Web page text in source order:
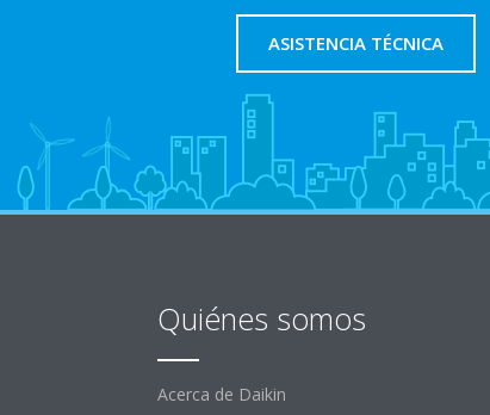
ASISTENCIA TÉCNICA
Quiénes somos
Acerca de Daikin